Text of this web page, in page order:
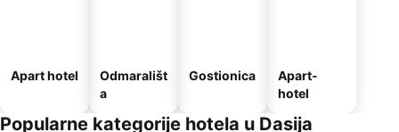
Apart hotel
Odmarališt
a
Gostionica
Apart-
hotel
Popularne kategorije hotela u Dasija